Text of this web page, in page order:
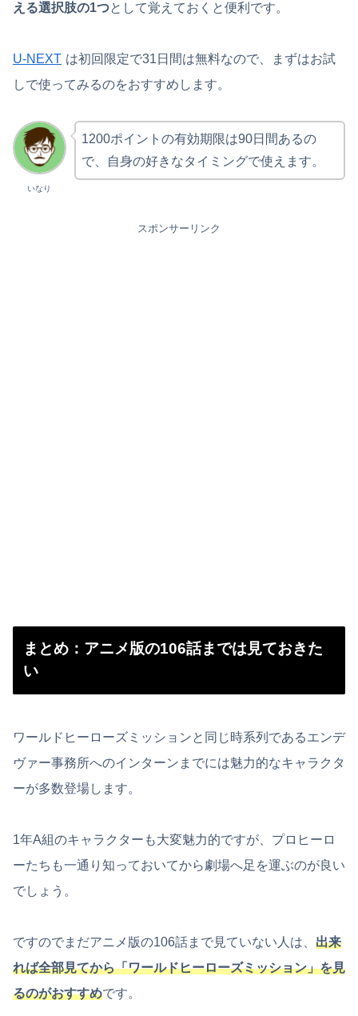
える選択肢の1つとして覚えておくと便利です。
U-NEXT は初回限定で31日間は無料なので、まずはお試
しで使ってみるのをおすすめします。
いなり
1200ポイントの有効期限は90日間あるの
で、自身の好きなタイミングで使えます。
スポンサーリンク
まとめ：アニメ版の106話までは見ておきた
い
ワールドヒーローズミッションと同じ時系列であるエンデ
ヴァー事務所へのインターンまでには魅力的なキャラクタ
ーが多数登場します。
1年A組のキャラクターも大変魅力的ですが、プロヒーロ
ーたちも一通り知っておいてから劇場へ足を運ぶのが良い
でしょう。
ですのでまだアニメ版の106話まで見ていない人は、 出来
れば全部見てから「ワールドヒーローズミッション」を見
るのがおすすめです。